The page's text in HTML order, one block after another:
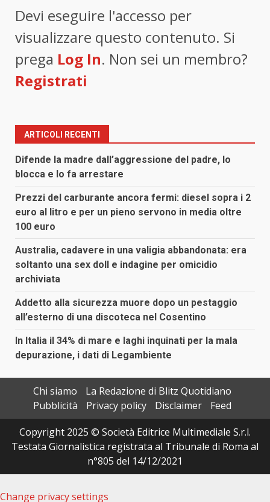
Devi eseguire l'accesso per
visualizzare questo contenuto. Si
prega Log In. Non sei un membro?
Registrati
ARTICOLI RECENTI
Difende la madre dall’aggressione del padre, lo
blocca e lo fa arrestare
Prezzi del carburante ancora fermi: diesel sopra i 2
euro al litro e per un pieno servono in media oltre
100 euro
Australia, cadavere in una valigia abbandonata: era
soltanto una sex doll e indagine per omicidio
archiviata
Addetto alla sicurezza muore dopo un pestaggio
all’esterno di una discoteca nel Cosentino
In Italia il 34% di mare e laghi inquinati per la mala
depurazione, i dati di Legambiente
Chi siamo
La Redazione di Blitz Quotidiano
Pubblicità
Privacy policy Disclaimer
Feed
Copyright 2025 © Società Editrice Multimediale S.r.l.
Testata Giornalistica registrata al Tribunale di Roma al
n°805 del 14/12/2021
Change privacy settings